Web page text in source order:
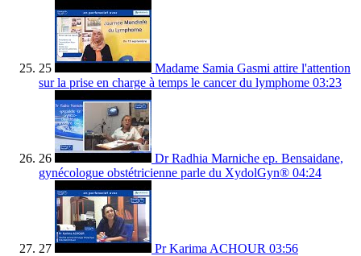
25
Madame Samia Gasmi attire l'attention
sur la prise en charge à temps le cancer du lymphome 03:23
26
Dr Radhia Marniche ep. Bensaidane,
gynécologue obstétricienne parle du XydolGyn® 04:24
27 Pr Karima ACHOUR 03:56